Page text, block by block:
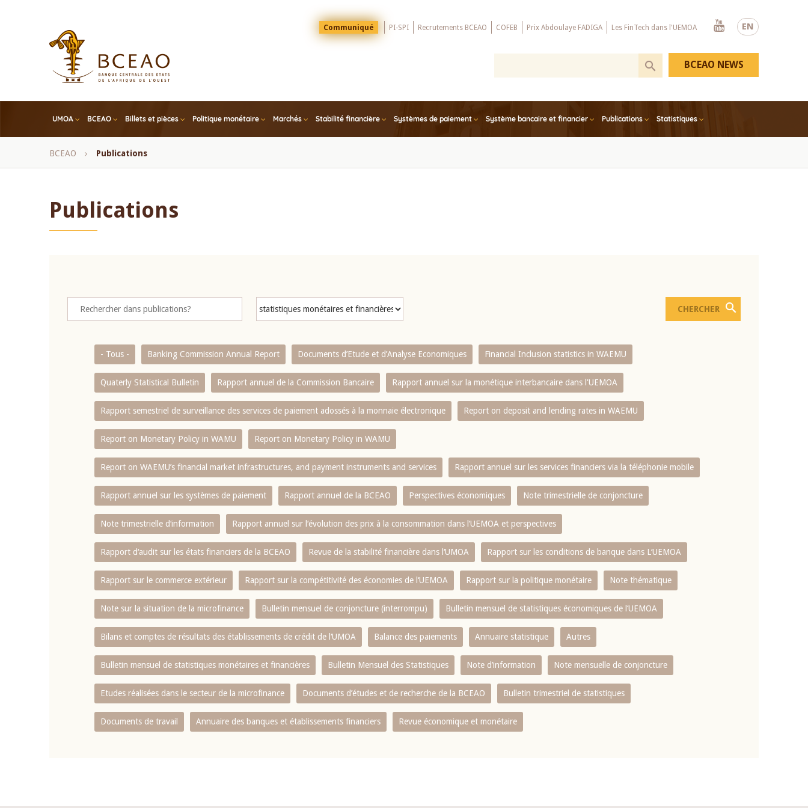
EN
Menu
Top
Communiqué PI-SPI Recrutements BCEAO COFEB Prix Abdoulaye FADIGA Les FinTech dans l'UEMOA
Youtube
UMOA BCEAO Billets et pièces Politique monétaire Marchés Stabilité financière Systèmes de paiement Système bancaire et financier Publications Statistiques
BCEAO NEWS
Fil
BCEAO Publications
Publications
- Tous - Banking Commission Annual Report Documents d’Etude et d’Analyse Economiques Financial Inclusion statistics in WAEMU
Quaterly Statistical Bulletin Rapport annuel de la Commission Bancaire Rapport annuel sur la monétique interbancaire dans l'UEMOA
Rapport semestriel de surveillance des services de paiement adossés à la monnaie électronique Report on deposit and lending rates in WAEMU
Report on Monetary Policy in WAMU Report on Monetary Policy in WAMU
Report on WAEMU’s financial market infrastructures, and payment instruments and services Rapport annuel sur les services financiers via la téléphonie mobile
Rapport annuel sur les systèmes de paiement Rapport annuel de la BCEAO Perspectives économiques Note trimestrielle de conjoncture
Note trimestrielle d‘information Rapport annuel sur l‘évolution des prix à la consommation dans l‘UEMOA et perspectives
Rapport d‘audit sur les états financiers de la BCEAO Revue de la stabilité financière dans l‘UMOA Rapport sur les conditions de banque dans L‘UEMOA
Rapport sur le commerce extérieur Rapport sur la compétitivité des économies de l‘UEMOA Rapport sur la politique monétaire Note thématique
Note sur la situation de la microfinance Bulletin mensuel de conjoncture (interrompu) Bulletin mensuel de statistiques économiques de l‘UEMOA
Bilans et comptes de résultats des établissements de crédit de l‘UMOA Balance des paiements Annuaire statistique Autres
Bulletin mensuel de statistiques monétaires et financières Bulletin Mensuel des Statistiques Note d’information Note mensuelle de conjoncture
Etudes réalisées dans le secteur de la microfinance Documents d’études et de recherche de la BCEAO Bulletin trimestriel de statistiques
Documents de travail Annuaire des banques et établissements financiers Revue économique et monétaire